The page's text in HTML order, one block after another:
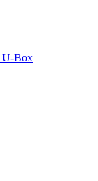
U-Box